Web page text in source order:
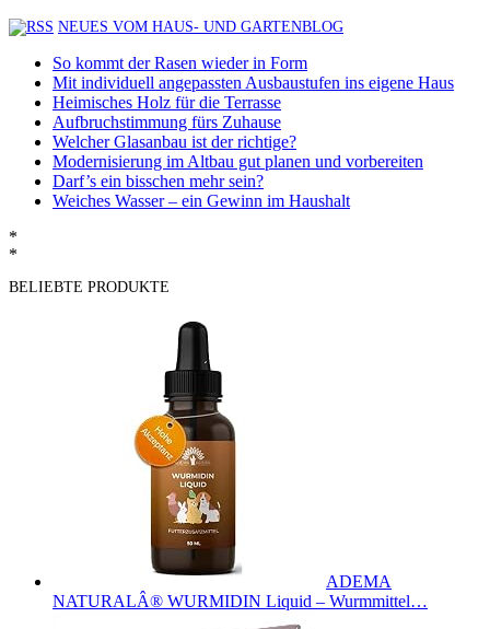
NEUES VOM HAUS- UND GARTENBLOG
So kommt der Rasen wieder in Form
Mit individuell angepassten Ausbaustufen ins eigene Haus
Heimisches Holz für die Terrasse
Aufbruchstimmung fürs Zuhause
Welcher Glasanbau ist der richtige?
Modernisierung im Altbau gut planen und vorbereiten
Darf’s ein bisschen mehr sein?
Weiches Wasser – ein Gewinn im Haushalt
*
*
BELIEBTE PRODUKTE
ADEMA
NATURALÂ® WURMIDIN Liquid – Wurmmittel…